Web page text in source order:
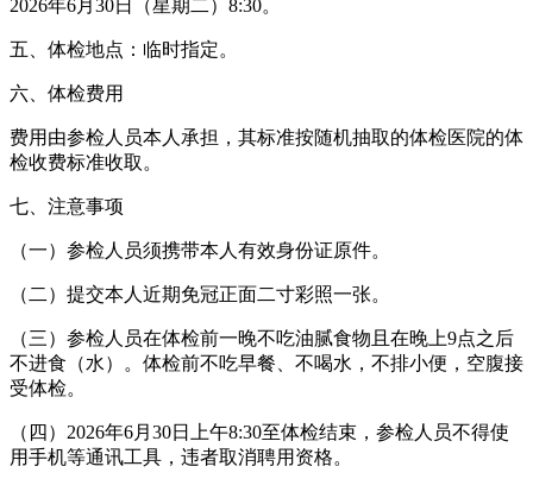
2026年6月30日（星期二）8:30。
五、体检地点：临时指定。
六、体检费用
费用由参检人员本人承担，其标准按随机抽取的体检医院的体
检收费标准收取。
七、注意事项
（一）参检人员须携带本人有效身份证原件。
（二）提交本人近期免冠正面二寸彩照一张。
（三）参检人员在体检前一晚不吃油腻食物且在晚上9点之后
不进食（水）。体检前不吃早餐、不喝水，不排小便，空腹接
受体检。
（四）2026年6月30日上午8:30至体检结束，参检人员不得使
用手机等通讯工具，违者取消聘用资格。